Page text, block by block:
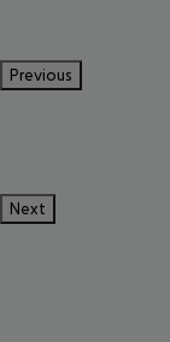
Previous
Next